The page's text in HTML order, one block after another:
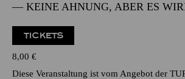
— KEINE AHNUNG, ABER ES
TICKETS
8,00 €
Diese Veranstaltung ist vom Angebot der